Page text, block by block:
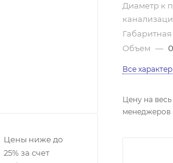
Цены ниже до
25% за счет
Диаметр к
Объем —
Все
Цену на
менеджеров